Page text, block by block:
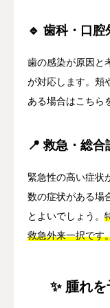
🔹 歯科・口腔
歯の感染が原因と
が対応します。頬
ある場合はこちら
📍 救急・総合
緊急性の高い症状
数の症状がある場
とよいでしょう。
救急外来一択です
✨ 腫れ